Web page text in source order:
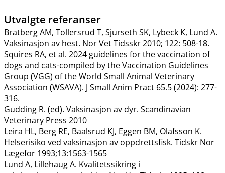
Utvalgte referanser
Bratberg AM, Tollersrud T, Sjurseth SK, Lybeck K, Lund A.
Vaksinasjon av hest. Nor Vet Tidsskr 2010; 122: 508-18.
Squires RA, et al. 2024 guidelines for the vaccination of
dogs and cats-compiled by the Vaccination Guidelines
Group (VGG) of the World Small Animal Veterinary
Association (WSAVA). J Small Anim Pract 65.5 (2024): 277-
316.
Gudding R. (ed). Vaksinasjon av dyr. Scandinavian
Veterinary Press 2010
Leira HL, Berg RE, Baalsrud KJ, Eggen BM, Olafsson K.
Helserisiko ved vaksinasjon av oppdrettsfisk. Tidskr Nor
Lægefor 1993;13:1563-1565
Lund A, Lillehaug A. Kvalitetssikring i